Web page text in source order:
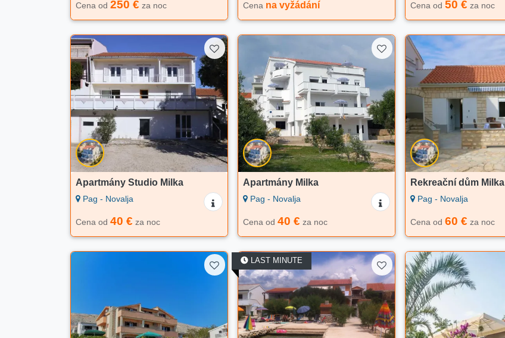
Cena od 250 € za noc Cena na vyžádání Cena od 50 € za noc
Apartmány Studio Milka
Pag - Novalja
Cena od 40 € za noc
Apartmány Milka
Pag - Novalja
Cena od 40 € za noc
Rekreační dům Milka
Pag - Novalja
Cena od 60 € za noc
LAST MINUTE